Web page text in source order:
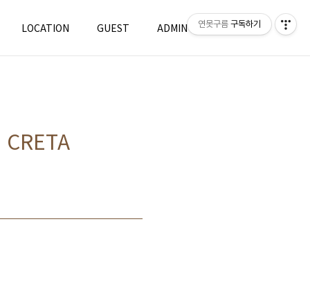
LOCATION GUEST ADMIN WRITE
연못구름 구독하기